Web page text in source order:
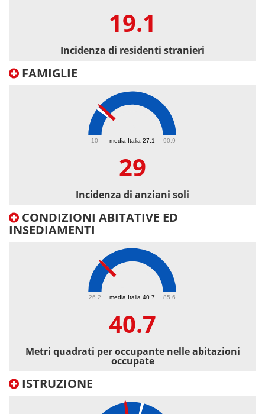
19.1
Incidenza di residenti stranieri
FAMIGLIE
media Italia 27.1
10 90.9
29
Incidenza di anziani soli
CONDIZIONI ABITATIVE ED
INSEDIAMENTI
media Italia 40.7
26.2 85.6
40.7
Metri quadrati per occupante nelle abitazioni
occupate
ISTRUZIONE